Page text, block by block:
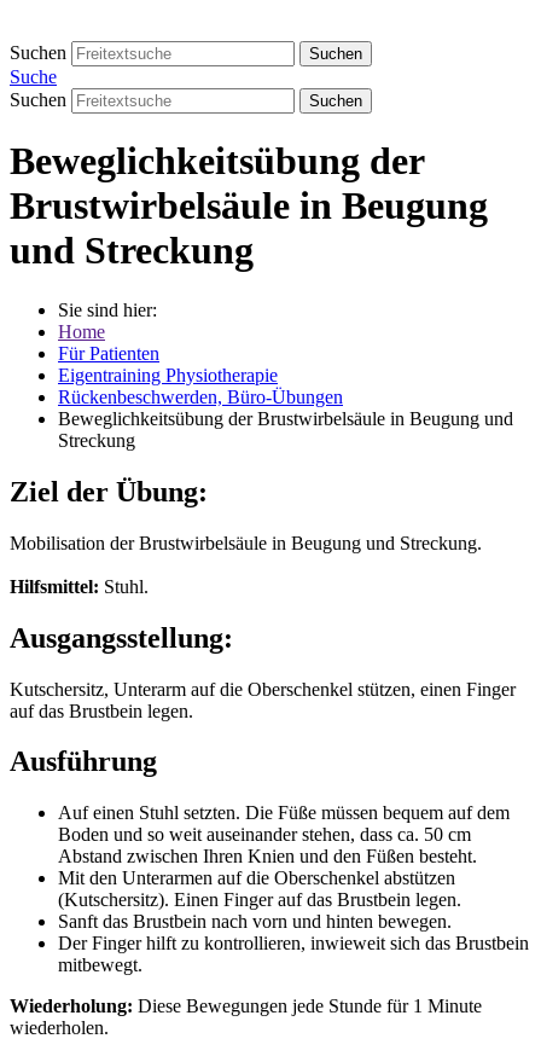
Suchen Suchen
Suche
Suchen
Suchen
Beweglichkeitsübung der
Brustwirbelsäule in Beugung
und Streckung
Sie sind hier:
Home
Für Patienten
Eigentraining Physiotherapie
Rückenbeschwerden, Büro-Übungen
Beweglichkeitsübung der Brustwirbelsäule in Beugung und
Streckung
Ziel der Übung:
Mobilisation der Brustwirbelsäule in Beugung und Streckung.
Hilfsmittel: Stuhl.
Ausgangsstellung:
Kutschersitz, Unterarm auf die Oberschenkel stützen, einen Finger
auf das Brustbein legen.
Ausführung
Auf einen Stuhl setzten. Die Füße müssen bequem auf dem
Boden und so weit auseinander stehen, dass ca. 50 cm
Abstand zwischen Ihren Knien und den Füßen besteht.
Mit den Unterarmen auf die Oberschenkel abstützen
(Kutschersitz). Einen Finger auf das Brustbein legen.
Sanft das Brustbein nach vorn und hinten bewegen.
Der Finger hilft zu kontrollieren, inwieweit sich das Brustbein
mitbewegt.
Wiederholung: Diese Bewegungen jede Stunde für 1 Minute
wiederholen.